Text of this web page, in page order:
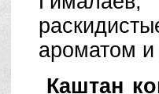
ароматом
Каштан